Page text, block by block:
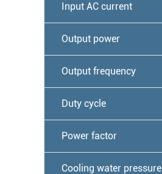
Input AC current
Output power
Output frequency
Duty cycle
Power factor
Cooling water pressure